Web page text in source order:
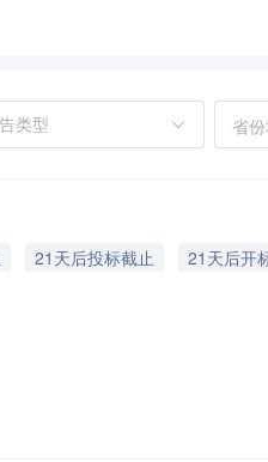
省
21天后投标截止
21天后开